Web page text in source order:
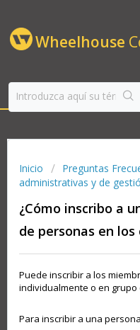
Wheelhouse
Inicio Preguntas
administrativas y de
¿Cómo inscribo a
de personas en los
Puede inscribir a los
individualmente o en
Para inscribir a una